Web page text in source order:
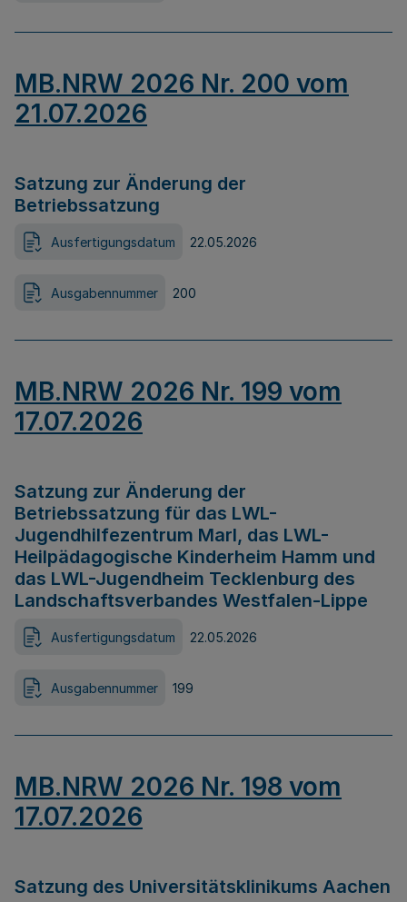
MB.NRW 2026 Nr. 200 vom
21.07.2026
Satzung zur Änderung der
Betriebssatzung
Ausfertigungsdatum 22.05.2026
Ausgabennummer 200
MB.NRW 2026 Nr. 199 vom
17.07.2026
Satzung zur Änderung der
Betriebssatzung für das LWL-
Jugendhilfezentrum Marl, das LWL-
Heilpädagogische Kinderheim Hamm und
das LWL-Jugendheim Tecklenburg des
Landschaftsverbandes Westfalen-Lippe
Ausfertigungsdatum 22.05.2026
Ausgabennummer 199
MB.NRW 2026 Nr. 198 vom
17.07.2026
Satzung des Universitätsklinikums Aachen